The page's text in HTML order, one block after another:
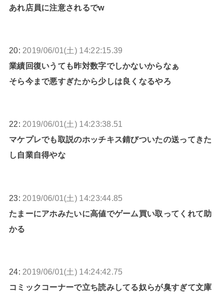
あれ店員に注意されるでw
20: 2019/06/01(土) 14:22:15.39
業績回復いうても昨対数字でしかないからなぁ
そら今まで悪すぎたから少しは良くなるやろ
22: 2019/06/01(土) 14:23:38.51
マケプレでも取説のホッチキス錆びついたの送ってきた
し自業自得やな
23: 2019/06/01(土) 14:23:44.85
たまーにアホみたいに高値でゲーム買い取ってくれて助
かる
24: 2019/06/01(土) 14:24:42.75
コミックコーナーで立ち読みしてる奴らが臭すぎて文庫